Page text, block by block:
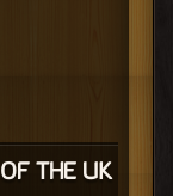
THE UK